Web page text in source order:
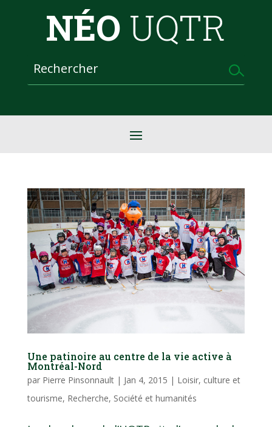
NÉO UQTR
Une patinoire au centre de la vie active à
Montréal-Nord
par Pierre Pinsonnault| Jan 4, 2015 | Loisir, culture et
tourisme, Recherche, Société et humanités